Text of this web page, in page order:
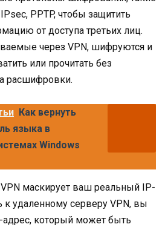
PPTP, чтобы защитить
от доступа третьих лиц.
через VPN, шифруются и
или прочитать без
расшифровки.
Как вернуть
языка в
Windows
маскирует ваш реальный IP-
к удаленному серверу VPN, вы
адрес, который может быть